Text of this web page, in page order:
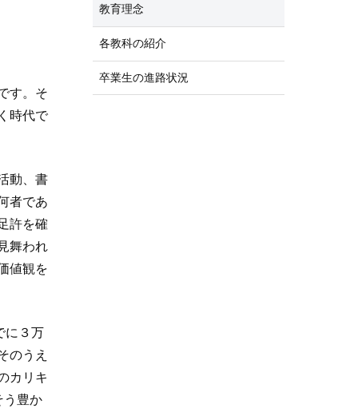
す。そ
時代で
動、書
者であ
許を確
舞われ
値観を
に３万
のうえ
カリキ
う豊か
教育理念
各教科の紹介
卒業生の進路状況